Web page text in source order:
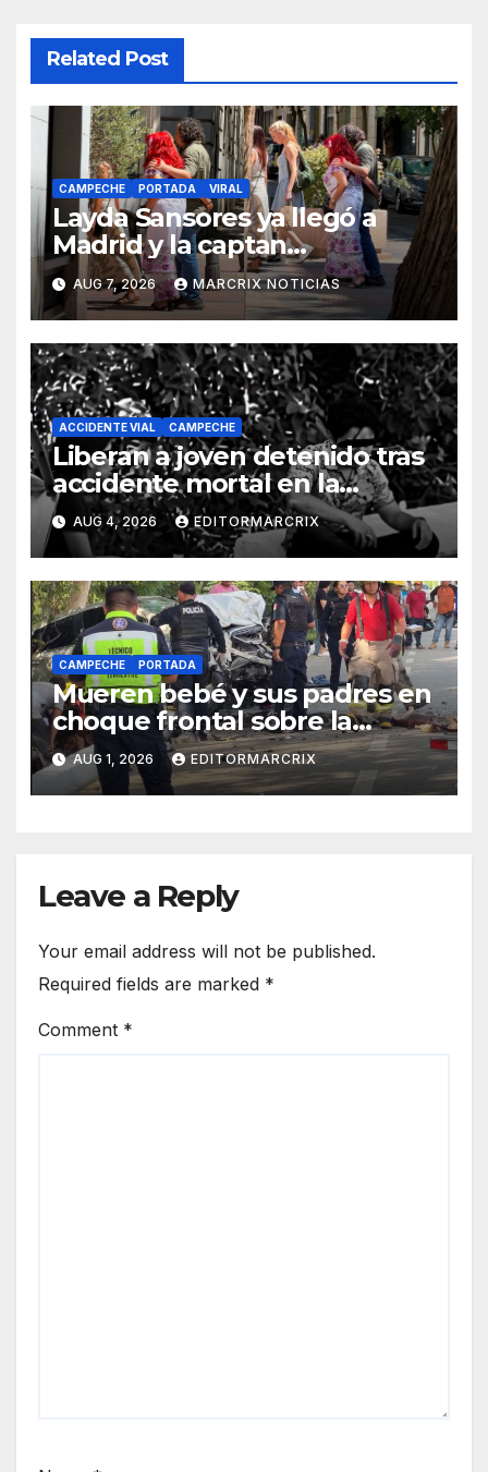
Related Post
CAMPECHE PORTADA VIRAL
Layda Sansores ya llegó a
Madrid y la captan
disfrutando de sus
vacaciones
AUG 7, 2026 MARCRIX NOTICIAS
ACCIDENTE VIAL CAMPECHE
Liberan a joven detenido tras
accidente mortal en la
carretera Costera de
Campeche
AUG 4, 2026 EDITORMARCRIX
CAMPECHE PORTADA
Mueren bebé y sus padres en
choque frontal sobre la
Costera de Campeche
AUG 1, 2026 EDITORMARCRIX
Leave a Reply
Your email address will not be published.
Required fields are marked *
Comment *